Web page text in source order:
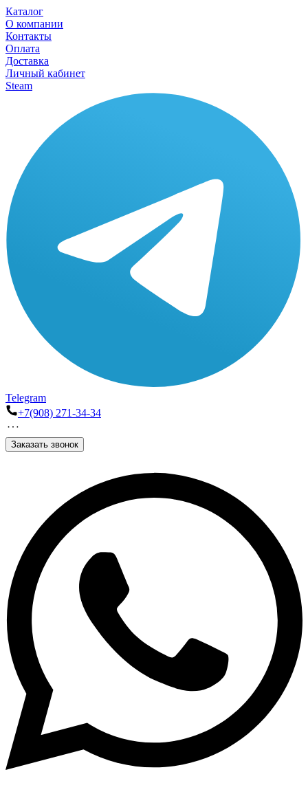
Каталог
О компании
Контакты
Оплата
Доставка
Личный кабинет
Steam
Telegram
+7(908) 271-34-34
Заказать звонок